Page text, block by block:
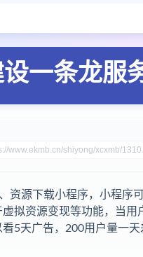
设一条龙服
资源下载小程序，小程序
拟资源变现等功能，当用
5天广告，200用户量一